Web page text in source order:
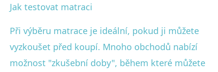
Jak testovat matraci
Při výběru matrace je ideální, pokud ji můžete
vyzkoušet před koupí. Mnoho obchodů nabízí
možnost "zkušební doby", během které můžete